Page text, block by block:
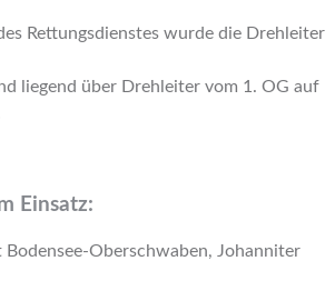
Rettungsdienstes wurde die Drehleiter
liegend über Drehleiter vom 1. OG auf
Einsatz:
Bodensee-Oberschwaben, Johanniter